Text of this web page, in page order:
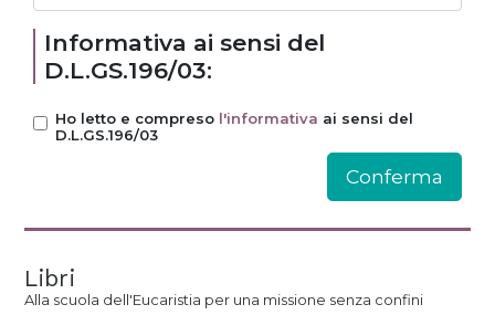
Informativa ai sensi del
D.L.GS.196/03:
Ho letto e compreso l'informativa ai sensi del
D.L.GS.196/03
Libri
Alla scuola dell'Eucaristia per una missione senza confini